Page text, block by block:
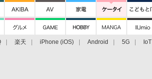
楽天 iPhone (iOS) Android 5G IoT